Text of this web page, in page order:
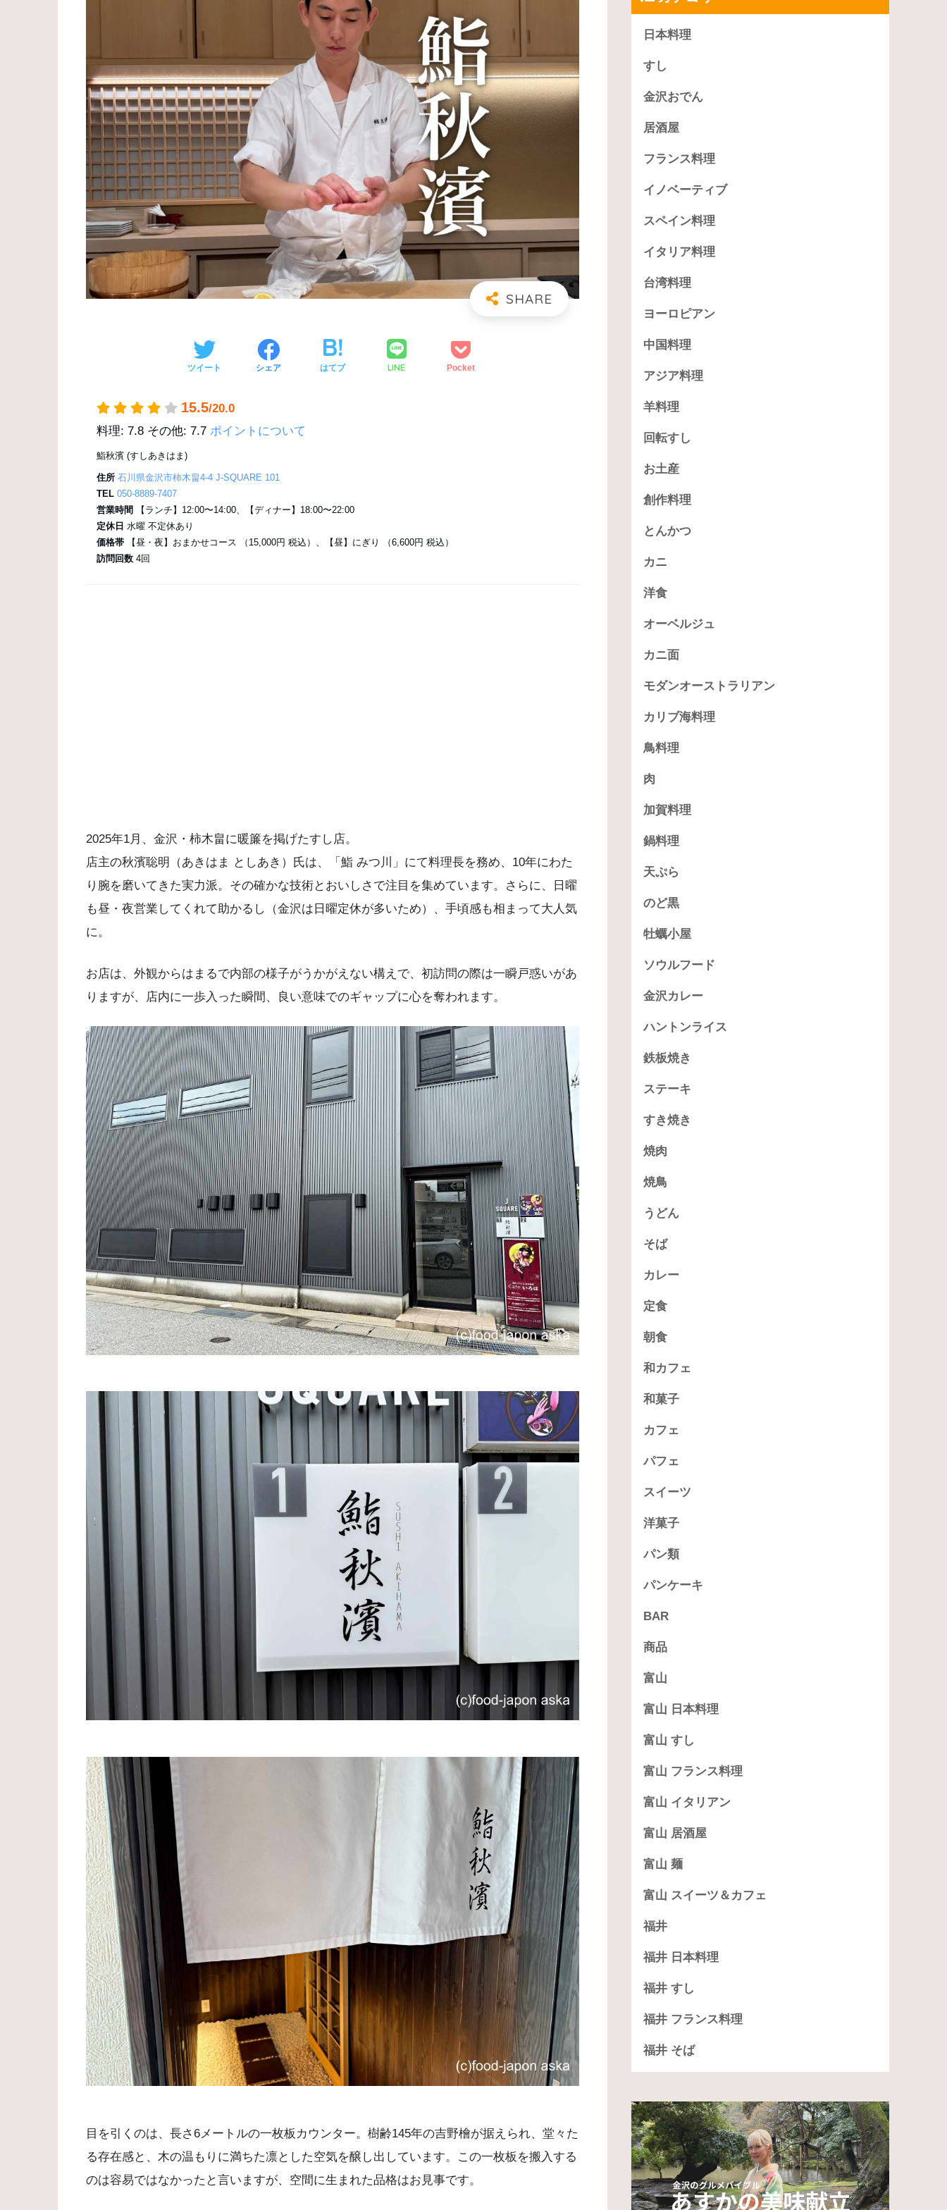
ツイート シェア はてブ LINE Pocket
15.5/20.0
料理: 7.8 その他: 7.7 ポイントについて
鮨秋濱 (すしあきはま)
住所 石川県金沢市柿木畠4-4 J-SQUARE 101
TEL 050-8889-7407
営業時間
【ランチ】12:00〜14:00、【ディナー】18:00〜22:00
定休日 水曜 不定休あり
価格帯 【昼・夜】おまかせコース （15,000円 税込）、【昼】にぎり （6,600円 税込）
訪問回数 4回
2025年1月、金沢・柿木畠に暖簾を掲げたすし店。
店主の秋濱聡明（あきはま としあき）氏は、「鮨 みつ川」にて料理長を務め、10年にわた
り腕を磨いてきた実力派。その確かな技術とおいしさで注目を集めています。さらに、日曜
も昼・夜営業してくれて助かるし（金沢は日曜定休が多いため）、手頃感も相まって大人気
に。
お店は、外観からはまるで内部の様子がうかがえない構えで、初訪問の際は一瞬戸惑いがあ
りますが、店内に一歩入った瞬間、良い意味でのギャップに心を奪われます。
目を引くのは、長さ6メートルの一枚板カウンター。樹齢145年の吉野檜が据えられ、堂々た
る存在感と、木の温もりに満ちた凛とした空気を醸し出しています。この一枚板を搬入する
のは容易ではなかったと言いますが、空間に生まれた品格はお見事です。
日本料理
すし
金沢おでん
居酒屋
フランス料理
イノベーティブ
スペイン料理
イタリア料理
台湾料理
ヨーロピアン
中国料理
アジア料理
羊料理
回転すし
お土産
創作料理
とんかつ
カニ
洋食
オーベルジュ
カニ面
モダンオーストラリアン
カリブ海料理
鳥料理
肉
加賀料理
鍋料理
天ぷら
のど黒
牡蠣小屋
ソウルフード
金沢カレー
ハントンライス
鉄板焼き
ステーキ
すき焼き
焼肉
焼鳥
うどん
そば
カレー
定食
朝食
和カフェ
和菓子
カフェ
パフェ
スイーツ
洋菓子
パン類
パンケーキ
BAR
商品
富山
富山 日本料理
富山 すし
富山 フランス料理
富山 イタリアン
富山 居酒屋
富山 麺
富山 スイーツ＆カフェ
福井
福井 日本料理
福井 すし
福井 フランス料理
福井 そば